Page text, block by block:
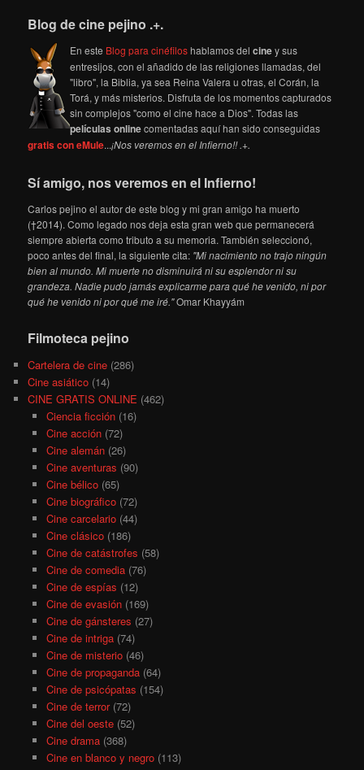
Blog de cine pejino .+.
En este Blog para cinéfiloshablamos delciney sus
entresijos, con el añadido de las religiones llamadas, del
"libro", la Biblia, ya sea Reina Valera u otras, el Corán, la
Torá, y más misterios. Disfruta de los momentos capturados
sin complejos "como el cine hace a Dios". Todas las
películas onlinecomentadas aquí han sido conseguidas
gratis con eMule...¡Nos veremos en el Infierno!! .+.
Sí amigo, nos veremos en el Infierno!
Carlos pejino el autor de este blog y mi gran amigo ha muerto
(†2014). Como legado nos deja esta gran web que permanecerá
siempre abierta como tributo a su memoria. También seleccionó,
poco antes del final, la siguiente cita: "Mi nacimiento no trajo ningún
bien al mundo. Mi muerte no disminuirá ni su esplendor ni su
grandeza. Nadie pudo jamás explicarme para qué he venido, ni por
qué he venido ni por qué me iré."Omar Khayyám
Filmoteca pejino
Cartelera de cine (286)
Cine asiático (14)
CINE GRATIS ONLINE (462)
Ciencia ficción(16)
Cine acción(72)
Cine alemán(26)
Cine aventuras (90)
Cine bélico(65)
Cine biográfico(72)
Cine carcelario(44)
Cine clásico(186)
Cine de catástrofes (58)
Cine de comedia(76)
Cine de espías (12)
Cine de evasión(169)
Cine de gánsteres (27)
Cine de intriga(74)
Cine de misterio(46)
Cine de propaganda(64)
Cine de psicópatas (154)
Cine de terror(72)
Cine del oeste(52)
Cine drama(368)
Cine en blanco y negro(113)